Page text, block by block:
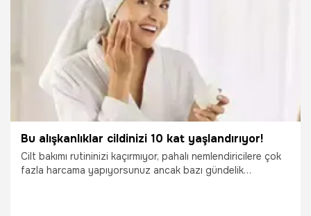
Ekonomi
Bu alışkanlıklar cildinizi 10 kat yaşlandırıyor!
Cilt bakımı rutininizi kaçırmıyor, pahalı nemlendiricilere çok
fazla harcama yapıyorsunuz ancak bazı gündelik